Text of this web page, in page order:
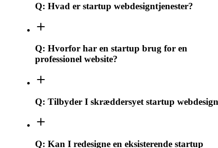
Q: Hvad er startup webdesigntjenester?
Q: Hvorfor har en startup brug for en
professionel website?
Q: Tilbyder I skræddersyet startup
Q: Kan I redesigne en eksisterende startup